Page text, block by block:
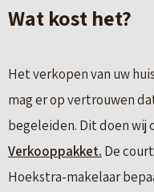
Wat kost het?
Het verkopen van uw
mag er op vertrouwen
begeleiden. Dit doen wij
Verkooppakket. De
Hoekstra-makelaar